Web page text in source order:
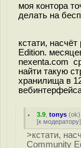
моя контора
делать на
кстати,
Edition.
nexenta.com
найти такую
хранилища в
3.9 ,tonys (ok
[к модератору]
>кстати,
Community